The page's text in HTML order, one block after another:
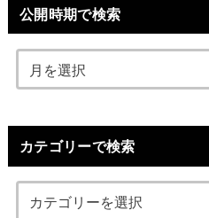
公開時期で検索
カテゴリーで検索